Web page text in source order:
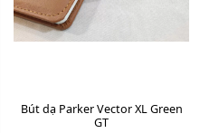
Bút dạ Parker Vector XL Green
GT